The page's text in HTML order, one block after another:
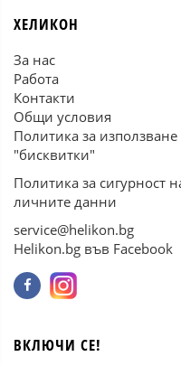
ХЕЛИКОН
За нас
Работа
Контакти
Общи условия
Политика за
"бисквитки"
Политика за сигурност
личните данни
service@helikon.bg
Helikon.bg във Facebook
ВКЛЮЧИ СЕ!